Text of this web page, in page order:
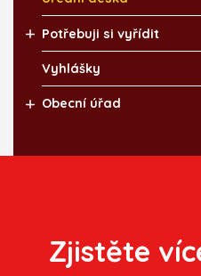
Potřebuji si vyřídit
Vyhlášky
Obecní úřad
Zjistěte